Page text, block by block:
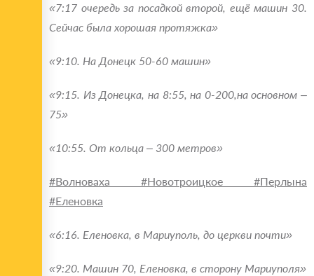
«7:17 очередь за посадкой второй, ещё машин 30.
Сейчас была хорошая протяжка»
«9:10. На Донецк 50-60 машин»
«9:15. Из Донецка, на 8:55, на 0-200,на основном –
75»
«10:55. От кольца – 300 метров»
#Волноваха #Новотроицкое #Перлына
#Еленовка
«6:16. Еленовка, в Мариуполь, до церкви почти»
«9:20. Машин 70, Еленовка, в сторону Мариуполя»